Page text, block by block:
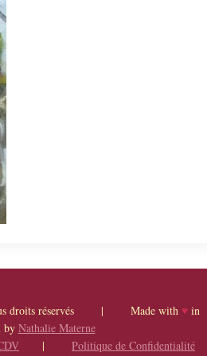
droits réservés | Made with ♥in
by Nathalie Materne
| Politique de Confidentialité